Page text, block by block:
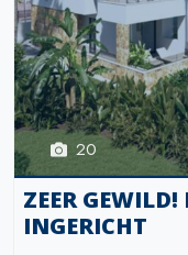
20
ZEER
INGERICHT